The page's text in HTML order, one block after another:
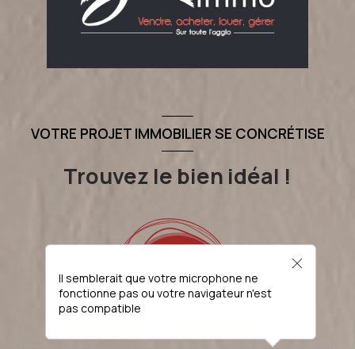
VOTRE PROJET IMMOBILIER SE CONCRÉTISE
Trouvez le bien idéal !
Il semblerait que votre microphone ne
fonctionne pas ou votre navigateur n'est
pas compatible